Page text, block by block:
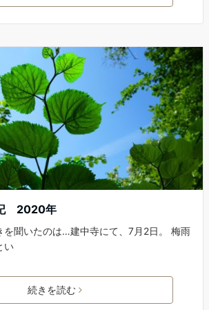
2020年
を聞いたのは…建中寺にて、7月2日。 梅雨
い
続きを読む